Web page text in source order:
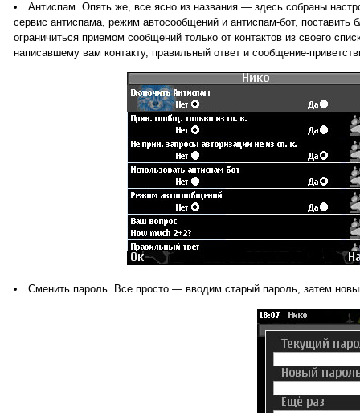
Антиспам. Опять же, все ясно из названия — здесь собраны
сервис антиспама, режим автосообщений и антиспам-бот,
ограничиться приемом сообщений только от контактов из своего
написавшему вам контакту, правильный ответ и сообщение-
Сменить пароль. Все просто — вводим старый пароль, затем